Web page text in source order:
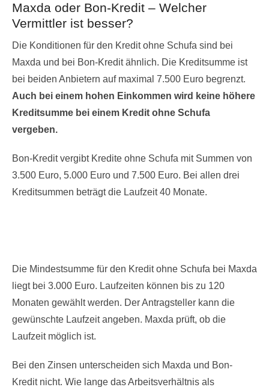
Maxda oder Bon-Kredit – Welcher
Vermittler ist besser?
Die Konditionen für den Kredit ohne Schufa sind bei
Maxda und bei Bon-Kredit ähnlich. Die Kreditsumme ist
bei beiden Anbietern auf maximal 7.500 Euro begrenzt.
Auch bei einem hohen Einkommen wird keine höhere
Kreditsumme bei einem Kredit ohne Schufa
vergeben.
Bon-Kredit vergibt Kredite ohne Schufa mit Summen von
3.500 Euro, 5.000 Euro und 7.500 Euro. Bei allen drei
Kreditsummen beträgt die Laufzeit 40 Monate.
Die Mindestsumme für den Kredit ohne Schufa bei Maxda
liegt bei 3.000 Euro. Laufzeiten können bis zu 120
Monaten gewählt werden. Der Antragsteller kann die
gewünschte Laufzeit angeben. Maxda prüft, ob die
Laufzeit möglich ist.
Bei den Zinsen unterscheiden sich Maxda und Bon-
Kredit nicht. Wie lange das Arbeitsverhältnis als